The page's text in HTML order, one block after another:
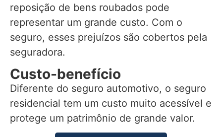
reposição de bens roubados pode
representar um grande custo. Com o
seguro, esses prejuízos são cobertos pela
seguradora.
Custo-benefício
Diferente do seguro automotivo, o seguro
residencial tem um custo muito acessível e
protege um patrimônio de grande valor.